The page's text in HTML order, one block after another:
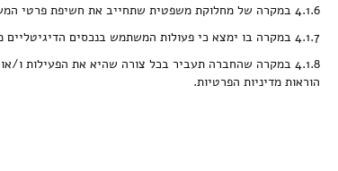
4.1.6 במקרה של מחלוקת משפטית שתחייב את חשיפת פרטי המשתמש.
4.1.7 במקרה בו ימצא כי פעולות המשתמש בנכסים הדיגיטליים מפרות את תנאי השימוש/ או הינן מנוגדות לדין, לרבות לשם ביצוע תרמית מכל סוג שהוא.
4.1.8 במקרה שהחברה תעביר בכל צורה שהיא את הפעילות
הוראות מדיניות הפרטיות.